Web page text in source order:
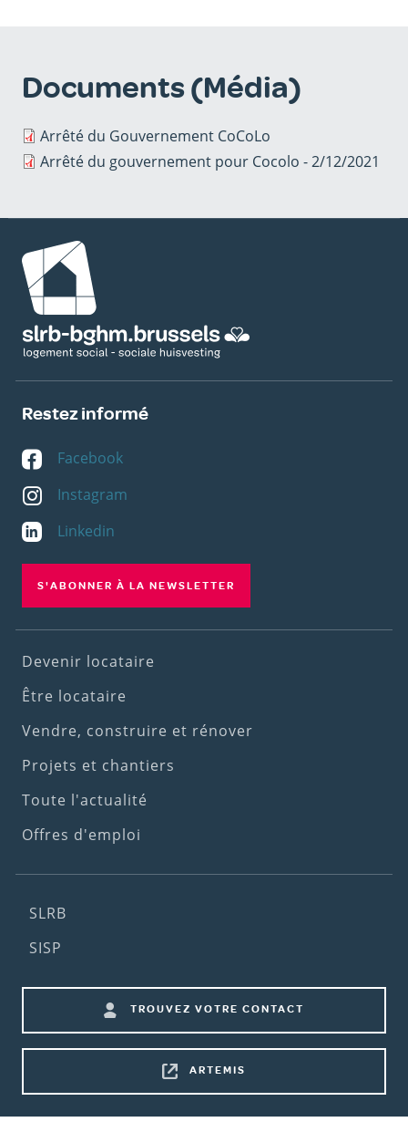
Documents (Média)
Arrêté du Gouvernement CoCoLo
Arrêté du gouvernement pour Cocolo - 2/12/2021
Image
Restez informé
Facebook
Instagram
Linkedin
S'ABONNER À LA NEWSLETTER
Footer
(1st
menu)
Devenir locataire
Être locataire
Vendre, construire et rénover
Projets et chantiers
Toute l'actualité
Offres d'emploi
Footer
(2nd
SLRB
SISP
Footer
shortcuts
TROUVEZ VOTRE CONTACT
ARTEMIS